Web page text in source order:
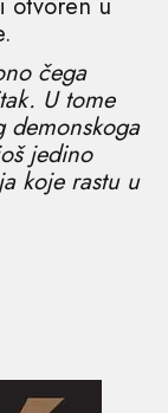
čega
U tome
demonskoga
jedino
koje rastu u